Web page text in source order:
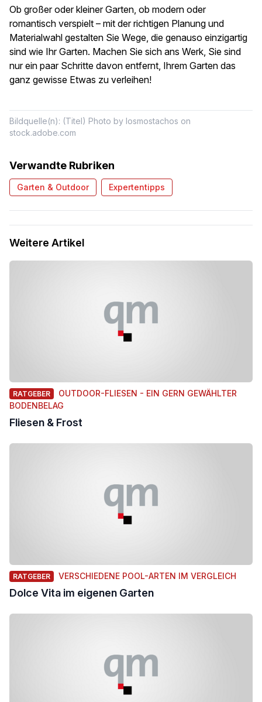
Ob großer oder kleiner Garten, ob modern oder
romantisch verspielt – mit der richtigen Planung und
Materialwahl gestalten Sie Wege, die genauso einzigartig
sind wie Ihr Garten. Machen Sie sich ans Werk, Sie sind
nur ein paar Schritte davon entfernt, Ihrem Garten das
ganz gewisse Etwas zu verleihen!
Bildquelle(n): (Titel) Photo by losmostachos on
stock.adobe.com
Verwandte Rubriken
Garten & Outdoor Expertentipps
Weitere Artikel
RATGEBER
OUTDOOR-FLIESEN - EIN GERN GEWÄHLTER
BODENBELAG
Fliesen & Frost
RATGEBER VERSCHIEDENE POOL-ARTEN IM VERGLEICH
Dolce Vita im eigenen Garten